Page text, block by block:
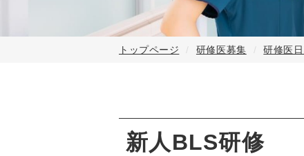
トップページ 研修医募集 研修医
新人BLS研修